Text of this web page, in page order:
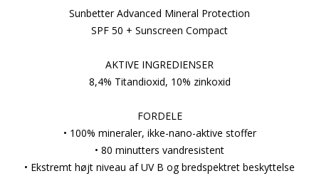
Sunbetter Advanced Mineral Protection
SPF 50 + Sunscreen Compact
AKTIVE INGREDIENSER
8,4% Titandioxid, 10% zinkoxid
FORDELE
• 100% mineraler, ikke-nano-aktive stoffer
• 80 minutters vandresistent
• Ekstremt højt niveau af UV B og bredspektret beskyttelse